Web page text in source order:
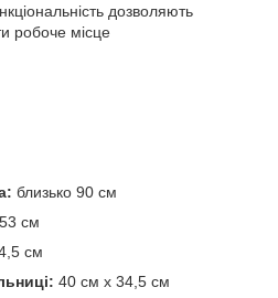
дозволяють
робоче місце
близько 90 см
53 см
см
40 см х 34,5 см